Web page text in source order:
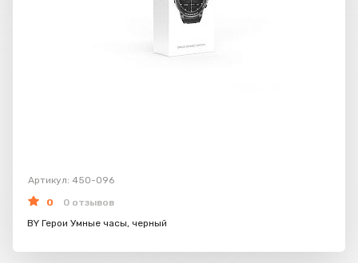
Артикул: 450-096
0
0 отзывов
BY Герои Умные часы, черный